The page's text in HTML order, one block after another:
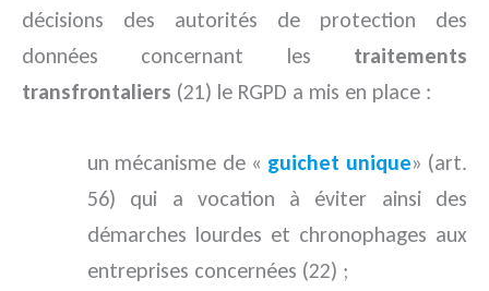
décisions des autorités de protection des
données concernant les traitements
transfrontaliers (21) le RGPD a mis en place :
un mécanisme de « guichet unique» (art.
56) qui a vocation à éviter ainsi des
démarches lourdes et chronophages aux
entreprises concernées (22) ;